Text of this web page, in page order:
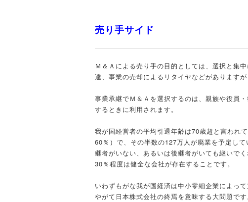
売り手サイド
Ｍ＆Ａによる売り手の目的としては、選択と集
達、事業の売却によるリタイヤなどがあります
事業承継でＭ＆Ａを選択するのは、親族や役員
するときに利用されます。
我が国経営者の平均引退年齢は70歳超と言われ
60％）で、その半数の127万人が廃業を予定し
継者がいない、あるいは後継者がいても継いで
30％程度は健全な会社が存在することです。
いわずもがな我が国経済は中小零細企業によっ
やがて日本株式会社の終焉を意味する大問題です